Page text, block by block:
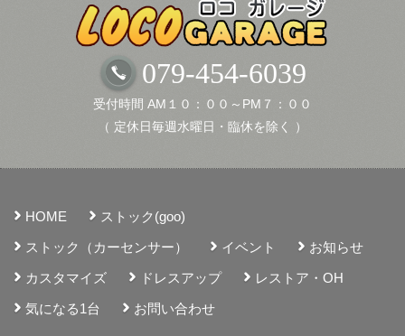
079-454-6039
受付時間 AM１０：００～PM７：００
（ 定休日毎週水曜日・臨休を除く ）
HOME
ストック(goo)
ストック（カーセンサー）
イベント
お知らせ
カスタマイズ
ドレスアップ
レストア・OH
気になる1台
お問い合わせ